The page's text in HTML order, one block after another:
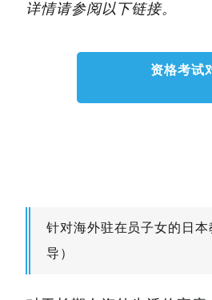
详情请参阅以下链接。
资格考试
针对海外驻在员子女的日
导）